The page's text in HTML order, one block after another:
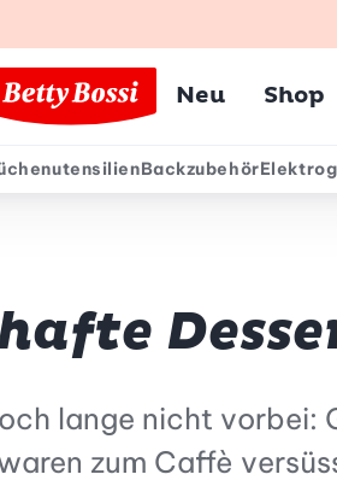
Neu Shop
Backzubehör
lange nicht
zum Caffè